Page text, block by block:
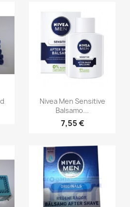
Nivea Men Sensitive
Balsamo...
7,55 €